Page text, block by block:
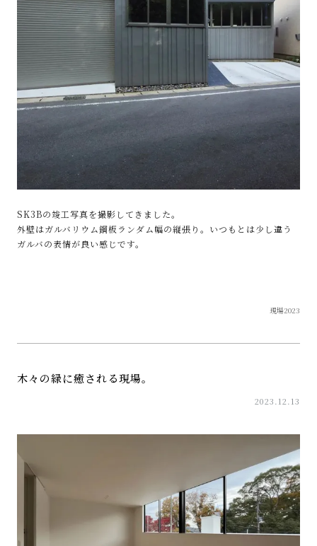
SK3Bの竣工写真を撮影してきました。
外壁はガルバリウム鋼板ランダム幅の縦張り。いつもとは少し違う
ガルバの表情が良い感じです。
現場2023
木々の緑に癒される現場。
2023.12.13